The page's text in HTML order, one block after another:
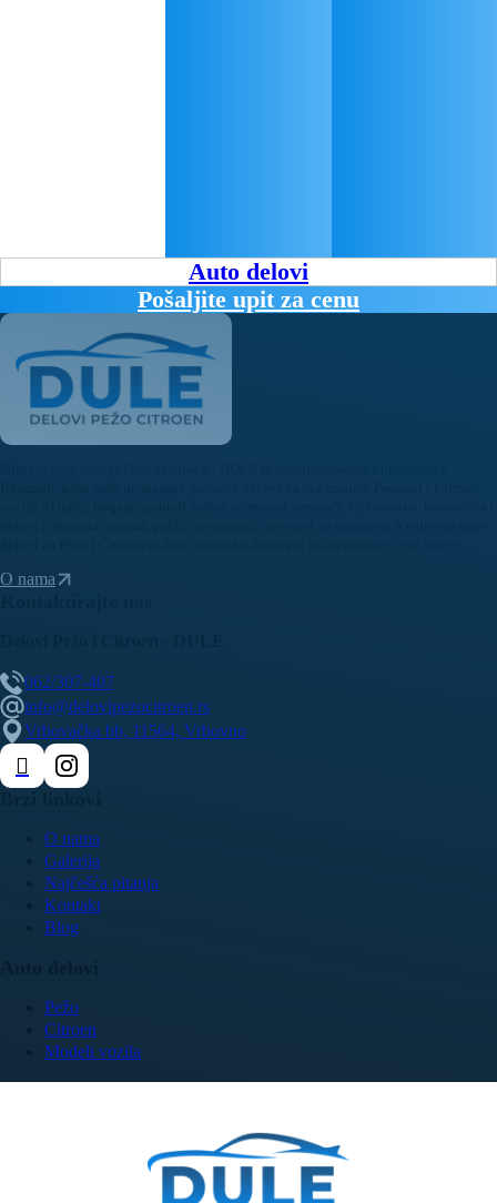
Auto delovi
Pošaljite upit za cenu
O nama
O nama
Galerija
Najčešća pitanja
Kontakt
Blog
Pežo
Citroen
Modeli vozila
062/307-407
info@delovipezocitroen.rs
Vrbovačka bb, 11564, Vrbovno